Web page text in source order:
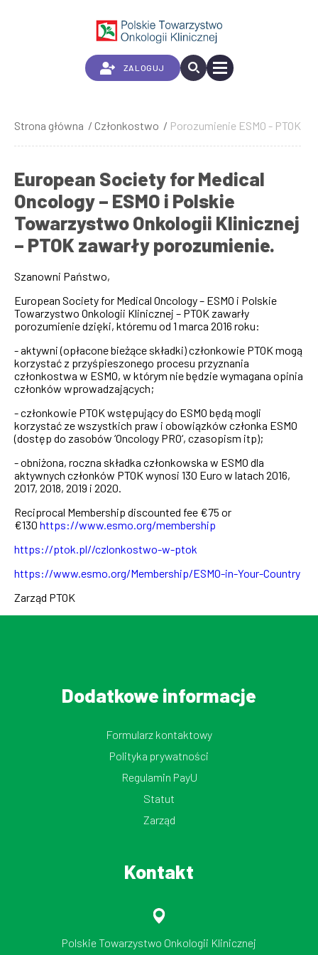
ZALOGUJ
Ścieżka
nawigacyjna
Strona główna Członkostwo Porozumienie ESMO - PTOK
European Society for Medical
Oncology – ESMO i Polskie
Towarzystwo Onkologii Klinicznej
– PTOK zawarły porozumienie.
Szanowni Państwo,
European Society for Medical Oncology – ESMO i Polskie
Towarzystwo Onkologii Klinicznej – PTOK zawarły
porozumienie dzięki, któremu od 1 marca 2016 roku:
- aktywni (opłacone bieżące składki) członkowie PTOK mogą
korzystać z przyśpieszonego procesu przyznania
członkostwa w ESMO, w którym nie będzie wymagana opinia
członków wprowadzających;
- członkowie PTOK wstępujący do ESMO będą mogli
korzystać ze wszystkich praw i obowiązków członka ESMO
(dostęp do zasobów ‘Oncology PRO‘, czasopism itp);
- obniżona, roczna składka członkowska w ESMO dla
aktywnych członków PTOK wynosi 130 Euro w latach 2016,
2017, 2018, 2019 i 2020.
Reciprocal Membership discounted fee €75 or
€130 https://www.esmo.org/membership
https://ptok.pl//czlonkostwo-w-ptok
https://www.esmo.org/Membership/ESMO-in-Your-Country
Zarząd PTOK
Dodatkowe informacje
Formularz kontaktowy
Polityka prywatności
Regulamin PayU
Statut
Zarząd
Kontakt
Polskie Towarzystwo Onkologii Klinicznej